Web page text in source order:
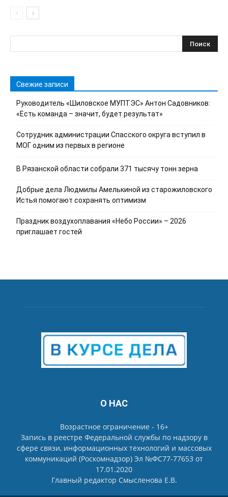
Свежие записи
Руководитель «Шиловское МУПТЭС» Антон Садовников:
«Есть команда – значит, будет результат»
Сотрудник администрации Спасского округа вступил в
МОГ одним из первых в регионе
В Рязанской области собрали 371 тысячу тонн зерна
Добрые дела Людмилы Амелькиной из старожиловского
Истья помогают сохранять оптимизм
Праздник воздухоплавания «Небо России» – 2026
приглашает гостей
О НАС
Возрастное ограничение - 16+
Запись в реестре Федеральной службы по надзору в
сфере связи, информационных технологий и массовых
коммуникаций (Роскомнадзор) Эл №ФС77-77653 от
17.01.2020
Главный редактор Смысленова Е.В.